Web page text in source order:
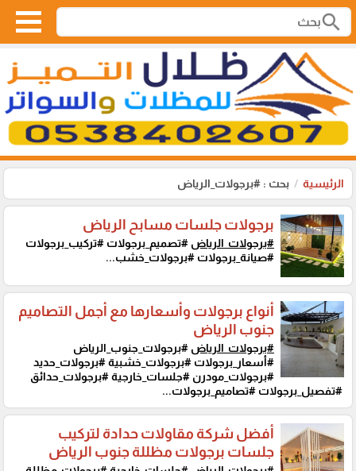
search
الرئيسية بحث : #برجولات_الرياض
برجولات جلسات مسابح الرياض
#برجولات_الرياض #تصميم_برجولات #تركيب_برجولات
#صيانة_برجولات #برجولات_خشب...
أنواع برجولات وأسعارها مع أجمل التصاميم
جنوب الرياض
#برجولات_الرياض #برجولات_جنوب_الرياض
#أسعار_برجولات #برجولات_خشبية #برجولات_حديد
#برجولات_مودرن #جلسات_خارجية #برجولات_حدائق
#تفصيل_برجولات #تصاميم_برجولات...
أفضل شركة مقاولات حدادة لتركيب
جلسات برجولات مظللة جنوب الرياض